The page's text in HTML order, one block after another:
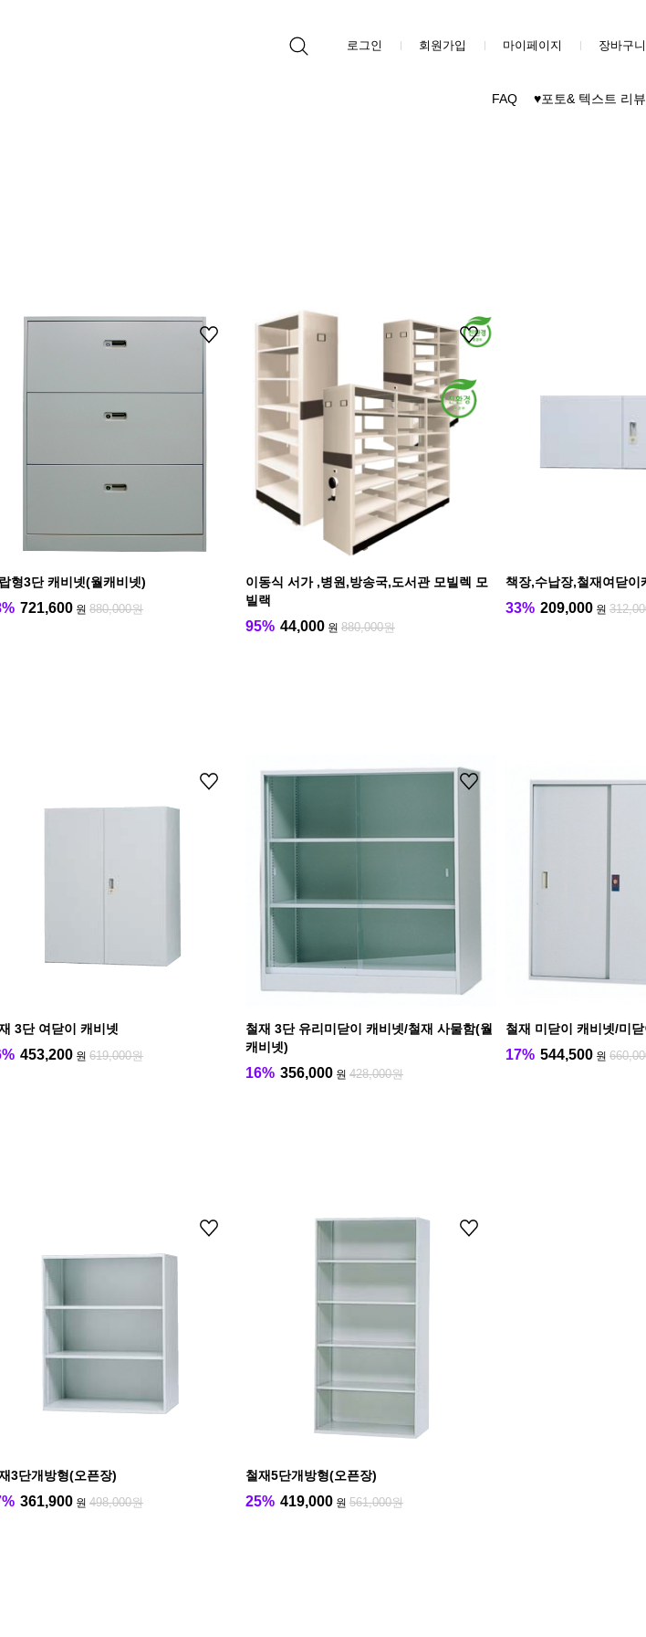
로그인 회원가입 마이페이지 장바구니
FAQ ♥포토& 텍스트 리뷰
형3단 캐비넷(월캐비넷)
721,600 원 880,000원
이동식 서가 ,병원,방송국,도서관 모빌렉 모
빌랙
95% 44,000 원 880,000원
책장,수납장,철재여닫이
33% 209,000 원
3단 여닫이 캐비넷
453,200 원 619,000원
철재 3단 유리미닫이 캐비넷/철재 사물함(월
캐비넷)
16% 356,000 원 428,000원
철재 미닫이 캐비넷/미
17% 544,500 원
3단개방형(오픈장)
361,900 원 498,000원
철재5단개방형(오픈장)
25% 419,000 원 561,000원